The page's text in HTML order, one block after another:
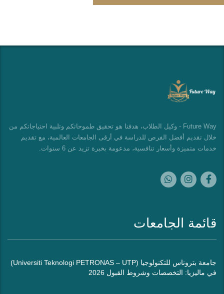
Future Way - وكيل الطلاب، هدفنا هو تحقيق طموحاتكم وتلبية احتياجاتكم من
خلال تقديم أفضل الفرص للدراسة في أرقى الجامعات العالمية، مع تقديم
خدمات متميزة وأسعار تنافسية، مدعومة بخبرة تزيد عن 6 سنوات.
قائمة الجامعات
جامعة بتروناس للتكنولوجيا (Universiti Teknologi PETRONAS – UTP)
في ماليزيا: التخصصات وشروط القبول 2026